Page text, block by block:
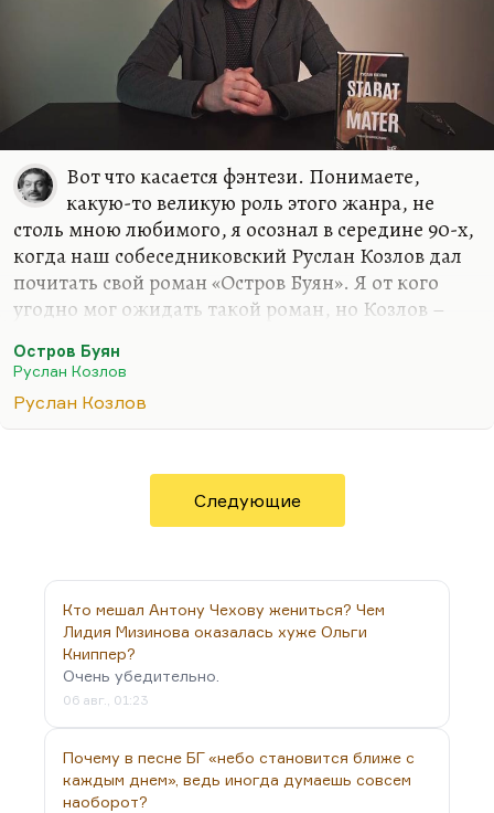
Вот что касается фэнтези. Понимаете,
какую-то великую роль этого жанра, не
столь мною любимого, я осознал в середине 90-х,
когда наш собеседниковский Руслан Козлов дал
почитать свой роман «Остров Буян». Я от кого
угодно мог ожидать такой роман, но Козлов –
редактировал «Смену» ленинградскую, он автор
первой публикации о «Митьках», он и открыл их
как течение. Он был автором первого ответа
принципами». Когда все замерли, думая, что это
произошел поворот в правительстве, а вот Козлов
взял и написал очень резкую и язвительную
Я знал его как очень сильного публициста. Он
замечательно писал,…
Остров Буян
Руслан Козлов
Руслан Козлов
Следующие
Кто мешал Антону Чехову жениться? Чем
Лидия Мизинова оказалась хуже Ольги
Книппер?
Очень убедительно.
06 авг., 01:23
Почему в песне БГ «небо становится ближе с
каждым днем», ведь иногда думаешь совсем
наоборот?